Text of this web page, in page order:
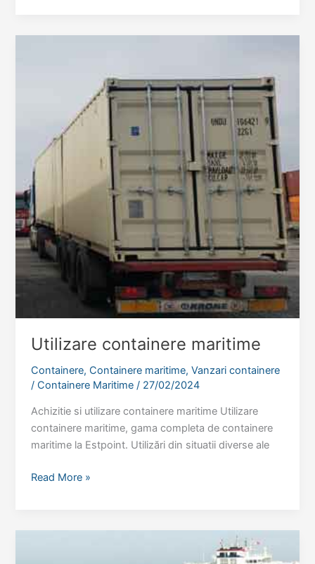
in
Utilizare containere maritime
Containere, Containere maritime,Vanzari containere
/ Containere Maritime / 27/02/2024
Achizitie si utilizare containere maritime Utilizare
containere maritime, gama completa de containere
maritime la Estpoint. Utilizări din situatii diverse ale
Utilizare
Read More »